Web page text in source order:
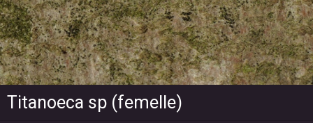
Titanoeca sp (femelle)